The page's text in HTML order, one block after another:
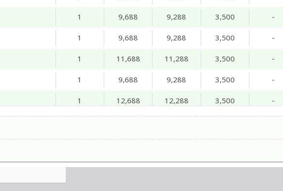
1 9,688 9,288 3,500 -
1 9,688 9,288 3,500 -
1 11,688 11,288 3,500 -
1 9,688 9,288 3,500 -
1 12,688 12,288 3,500 -
1 11,688 11,288 3,500 -
1 9,688 9,288 3,500 -